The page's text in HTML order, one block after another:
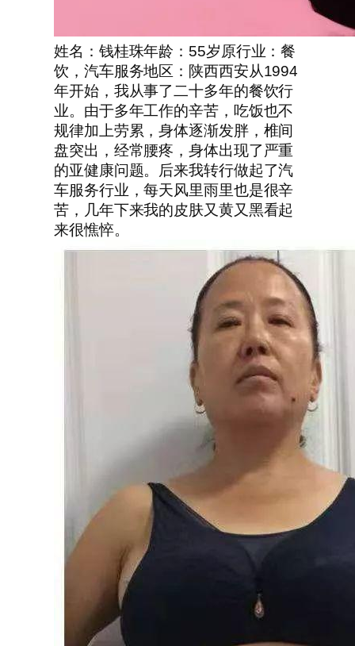
姓名：钱桂珠年龄：55岁原行业：餐
饮，汽车服务地区：陕西西安从1994
年开始，我从事了二十多年的餐饮行
业。由于多年工作的辛苦，吃饭也不
规律加上劳累，身体逐渐发胖，椎间
盘突出，经常腰疼，身体出现了严重
的亚健康问题。后来我转行做起了汽
车服务行业，每天风里雨里也是很辛
苦，几年下来我的皮肤又黄又黑看起
来很憔悴。